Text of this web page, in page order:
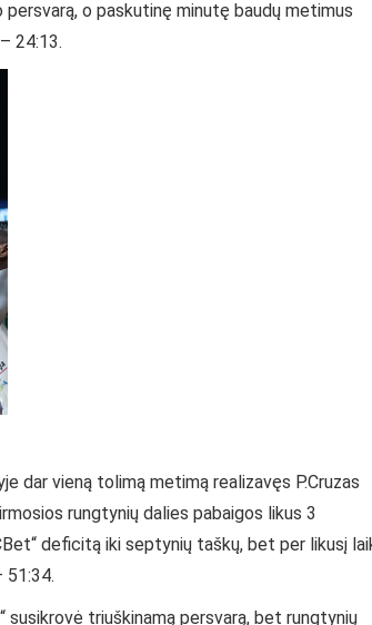
o paskutinę minutę baudų metimus
24:13.
dar vieną tolimą metimą realizavęs P.Cruzas
rungtynių dalies pabaigos likus 3
deficitą iki septynių taškų, bet per likusį
51:34.
triuškinamą persvarą, bet rungtynių